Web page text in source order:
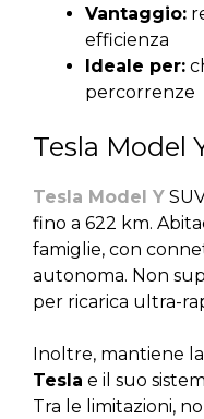
Vantaggio:
efficienza
Ideale per:
percorrenze
Tesla Model
Tesla Model Y
fino a 622 km.
famiglie, con
autonoma. Non
per ricarica ultra-
Inoltre, mantiene la
Tesla e il suo
Tra le limitazioni,